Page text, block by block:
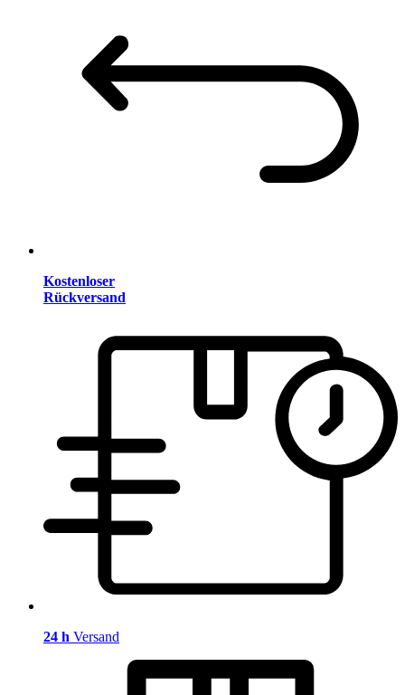
Kostenloser
Rückversand
24 h Versand